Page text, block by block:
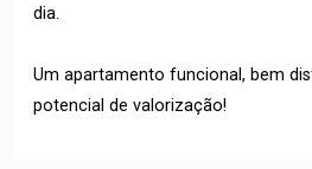
dia.
Um apartamento funcional, bem
potencial de valorização!